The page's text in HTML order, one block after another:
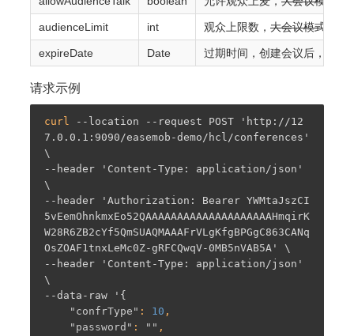
audienceLimit int 观众上限数， 大会议模式无观
expireDate Date 过期时间，创建会议后，如果
请求示例
curl
--location --request POST 'http://12
7.0.0.1:9090/easemob-demo/hcl/conferences'
\
--header 'Content-Type: application/json'
\
--header 'Authorization: Bearer YWMtaJszCI
5vEemOhnkmxEo52QAAAAAAAAAAAAAAAAAAAAHmqirK
W28R6ZB2cYf5QmSUAQMAAAFrVLgKfgBPGgC863CANq
OsZOAF1tnxLeMc0Z-gRFCQwqV-0MB5nVAB5A' \
--header 'Content-Type: application/json'
\
--data-raw '{
"confrType" : 10 ,
"password" : "" ,